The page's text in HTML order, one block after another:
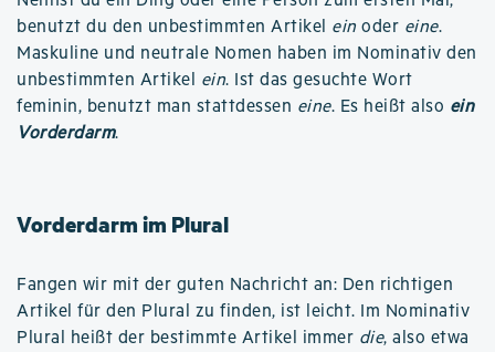
benutzt du den unbestimmten Artikel ein oder eine.
Maskuline und neutrale Nomen haben im Nominativ den
unbestimmten Artikel ein. Ist das gesuchte Wort
feminin, benutzt man stattdessen eine. Es heißt also ein
Vorderdarm.
Vorderdarm im Plural
Fangen wir mit der guten Nachricht an: Den richtigen
Artikel für den Plural zu finden, ist leicht. Im Nominativ
Plural heißt der bestimmte Artikel immer die, also etwa